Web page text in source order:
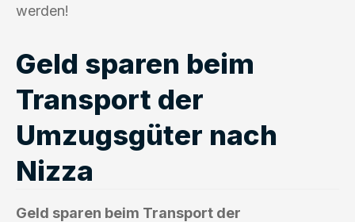
werden!
Geld sparen beim
Transport der
Umzugsgüter nach
Nizza
Geld sparen beim Transport der